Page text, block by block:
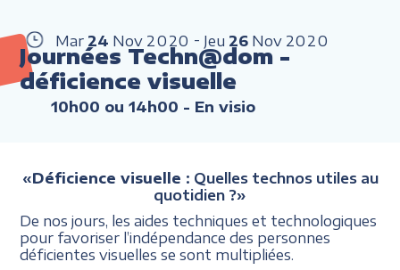
Mar 24 Nov 2020 Jeu 26 Nov 2020
Journées Techn@dom -
déficience visuelle
10h00 ou 14h00 - En visio
«Déficience visuelle : Quelles technos utiles au
quotidien ?»
De nos jours, les aides techniques et technologiques
pour favoriser l’indépendance des personnes
déficientes visuelles se sont multipliées.